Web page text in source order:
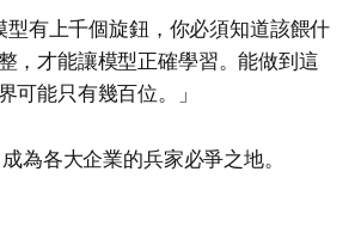
型有上千個旋鈕，你必須知道該餵什
，才能讓模型正確學習。能做到這
可能只有幾百位。」
為各大企業的兵家必爭之地。